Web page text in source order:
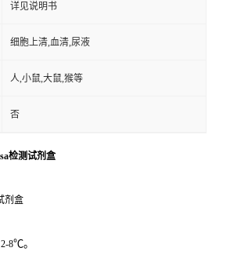
详见说明书
细胞上清,血清,尿液
人,小鼠,大鼠,猴等
否
检测试剂盒
剂盒
2-8℃。